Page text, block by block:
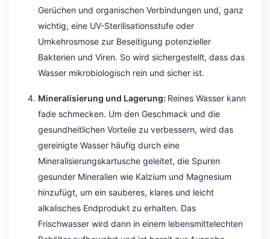
Gerüchen und organischen Verbindungen und, ganz
wichtig, eine UV-Sterilisationsstufe oder
Umkehrosmose zur Beseitigung potenzieller
Bakterien und Viren. So wird sichergestellt, dass das
Wasser mikrobiologisch rein und sicher ist.
Mineralisierung und Lagerung: Reines Wasser kann
fade schmecken. Um den Geschmack und die
gesundheitlichen Vorteile zu verbessern, wird das
gereinigte Wasser häufig durch eine
Mineralisierungskartusche geleitet, die Spuren
gesunder Mineralien wie Kalzium und Magnesium
hinzufügt, um ein sauberes, klares und leicht
alkalisches Endprodukt zu erhalten. Das
Frischwasser wird dann in einem lebensmittelechten